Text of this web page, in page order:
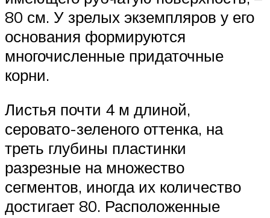
80 см. У зрелых экземпляров у его
основания формируются
многочисленные придаточные
корни.
Листья почти 4 м длиной,
серовато-зеленого оттенка, на
треть глубины пластинки
разрезные на множество
сегментов, иногда их количество
достигает 80. Расположенные